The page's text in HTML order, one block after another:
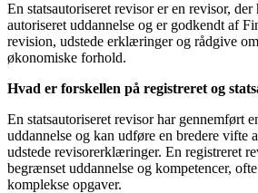
En statsautoriseret revisor er en revisor, der
autoriseret uddannelse og er godkendt af
revision, udstede erklæringer og rådgive
økonomiske forhold.
Hvad er forskellen på registreret og
En statsautoriseret revisor har gennemført
uddannelse og kan udføre en bredere vifte
udstede revisorerklæringer. En registreret
begrænset uddannelse og kompetencer,
komplekse opgaver.